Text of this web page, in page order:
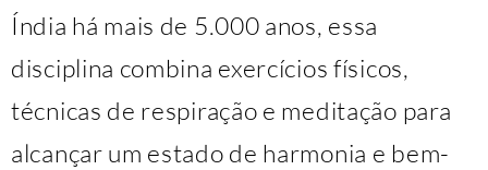
Índia há mais de 5.000 anos, essa
disciplina combina exercícios físicos,
técnicas de respiração e meditação para
alcançar um estado de harmonia e bem-